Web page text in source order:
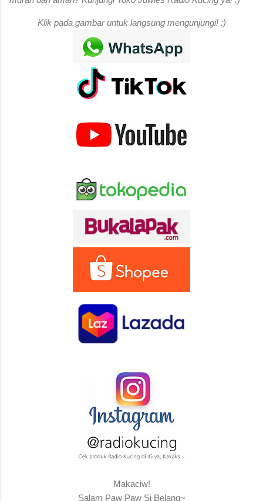
Klik pada gambar untuk langsung mengunjungi! :)
Makaciw!
Salam Paw Paw Si Belang~